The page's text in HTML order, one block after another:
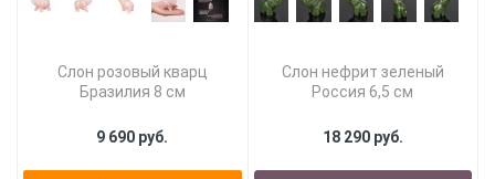
Слон розовый кварц
Бразилия 8 см
9 690 руб.
Слон нефрит зеленый
Россия 6,5 см
18 290 руб.